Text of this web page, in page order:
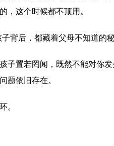
，这个时候都不顶用。
子置若罔闻，既然不能对你
题依旧存在。
。